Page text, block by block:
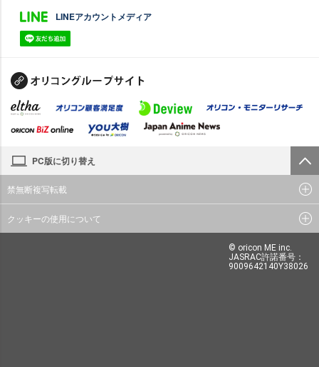
LINEアカウントメディア
PC版に切り替え
禁無断複写転載
クッキーの使用について
© oricon ME inc.
JASRAC許諾番号：
9009642140Y38026